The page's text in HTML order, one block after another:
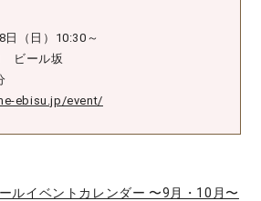
（日）10:30～
ビール坂
ebisu.jp/event/
ルイベントカレンダー 〜9月・10月〜